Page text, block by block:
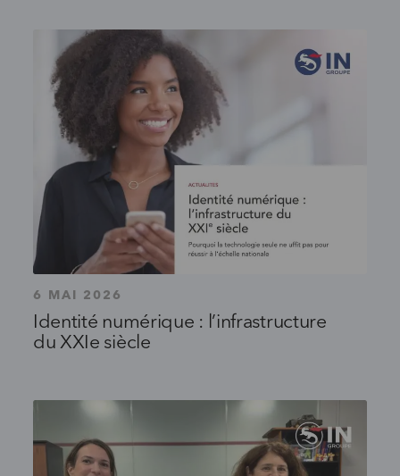
6 MAI 2026
Identité numérique : l’infrastructure
du XXIe siècle